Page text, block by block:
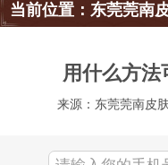
当前位置：东莞莞南
用什么方法
来源：东莞莞南皮